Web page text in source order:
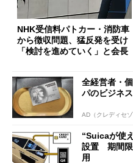
NHK受信料パトカー・消防車
から徴収問題、猛反発を受け
「検討を進めていく」と会長
全経営者・
パのビジネス
AD（クレディセゾ
“Suicaが使
設置 期間限
用